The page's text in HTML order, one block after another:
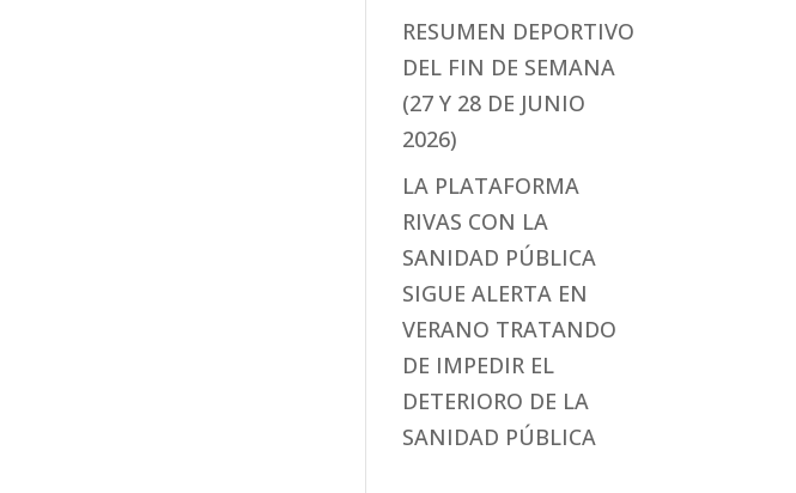
RESUMEN DEPORTIVO
DEL FIN DE SEMANA
(27 Y 28 DE JUNIO
2026)
LA PLATAFORMA
RIVAS CON LA
SANIDAD PÚBLICA
SIGUE ALERTA EN
VERANO TRATANDO
DE IMPEDIR EL
DETERIORO DE LA
SANIDAD PÚBLICA